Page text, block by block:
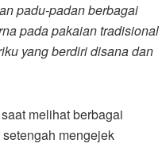
padu-padan berbagai
pada pakaian tradisional
yang berdiri disana dan
melihat berbagai
mengejek